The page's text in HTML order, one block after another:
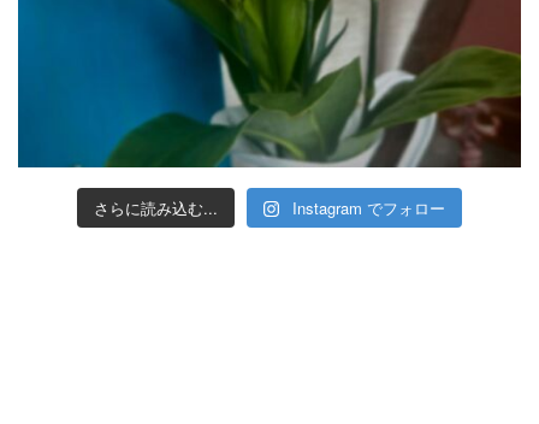
さらに読み込む... Instagram でフォロー